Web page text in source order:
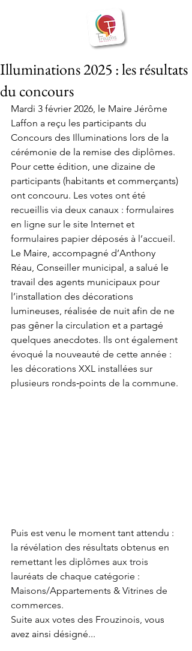
Illuminations 2025 : les résultats
du concours
Mardi 3 février 2026, le Maire Jérôme
Laffon a reçu les participants du
Concours des Illuminations lors de la
cérémonie de la remise des diplômes.
Pour cette édition, une dizaine de
participants (habitants et commerçants)
ont concouru. Les votes ont été
recueillis via deux canaux : formulaires
en ligne sur le site Internet et
formulaires papier déposés à l’accueil.
Le Maire, accompagné d’Anthony
Réau, Conseiller municipal, a salué le
travail des agents municipaux pour
l’installation des décorations
lumineuses, réalisée de nuit afin de ne
pas gêner la circulation et a partagé
quelques anecdotes. Ils ont également
évoqué la nouveauté de cette année :
les décorations XXL installées sur
plusieurs ronds‑points de la commune.
Puis est venu le moment tant attendu :
la révélation des résultats obtenus en
remettant les diplômes aux trois
lauréats de chaque catégorie :
Maisons/Appartements & Vitrines de
commerces.
Suite aux votes des Frouzinois, vous
avez ainsi désigné...